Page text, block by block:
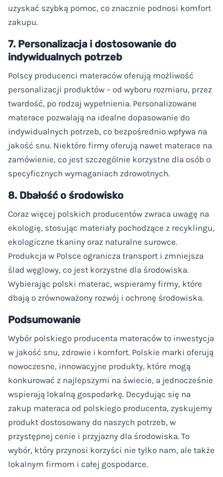
uzyskać szybką pomoc, co znacznie podnosi komfort
zakupu.
7. Personalizacja i dostosowanie do
indywidualnych potrzeb
Polscy producenci materaców oferują możliwość
personalizacji produktów – od wyboru rozmiaru, przez
twardość, po rodzaj wypełnienia. Personalizowane
materace pozwalają na idealne dopasowanie do
indywidualnych potrzeb, co bezpośrednio wpływa na
jakość snu. Niektóre firmy oferują nawet materace na
zamówienie, co jest szczególnie korzystne dla osób o
specyficznych wymaganiach zdrowotnych.
8. Dbałość o środowisko
Coraz więcej polskich producentów zwraca uwagę na
ekologię, stosując materiały pochodzące z recyklingu,
ekologiczne tkaniny oraz naturalne surowce.
Produkcja w Polsce ogranicza transport i zmniejsza
ślad węglowy, co jest korzystne dla środowiska.
Wybierając polski materac, wspieramy firmy, które
dbają o zrównoważony rozwój i ochronę środowiska.
Podsumowanie
Wybór polskiego producenta materaców to inwestycja
w jakość snu, zdrowie i komfort. Polskie marki oferują
nowoczesne, innowacyjne produkty, które mogą
konkurować z najlepszymi na świecie, a jednocześnie
wspierają lokalną gospodarkę. Decydując się na
zakup materaca od polskiego producenta, zyskujemy
produkt dostosowany do naszych potrzeb, w
przystępnej cenie i przyjazny dla środowiska. To
wybór, który przynosi korzyści nie tylko nam, ale także
lokalnym firmom i całej gospodarce.